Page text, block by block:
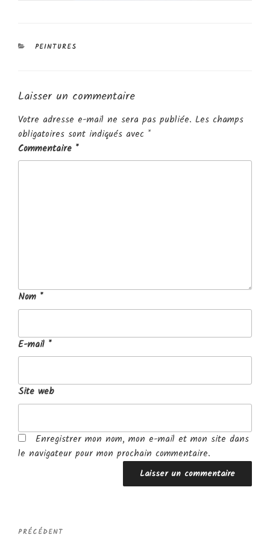
CATÉGORIES
PEINTURES
Laisser un commentaire
Votre adresse e-mail ne sera pas publiée. Les champs
obligatoires sont indiqués avec *
Commentaire *
Nom *
E-mail *
Site web
Enregistrer mon nom, mon e-mail et mon site dans
le navigateur pour mon prochain commentaire.
Navigation
Article
PRÉCÉDENT